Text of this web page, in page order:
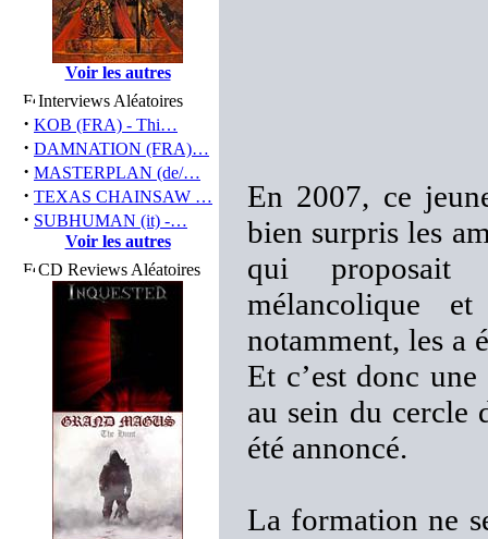
Voir les autres
Interviews Aléatoires
· KOB (FRA) - Thi…
· DAMNATION (FRA)…
· MASTERPLAN (de/…
· TEXAS CHAINSAW …
· SUBHUMAN (it) -…
Voir les autres
CD Reviews Aléatoires
En 2007, ce
bien surpris les
qui proposait
mélancolique
notamment, les a
Et c’est donc
au sein du cercle
été annoncé.
La formation ne